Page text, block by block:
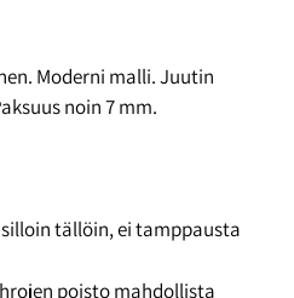
Moderni malli. Juutin
noin 7 mm.
tällöin, ei tamppausta
poisto mahdollista